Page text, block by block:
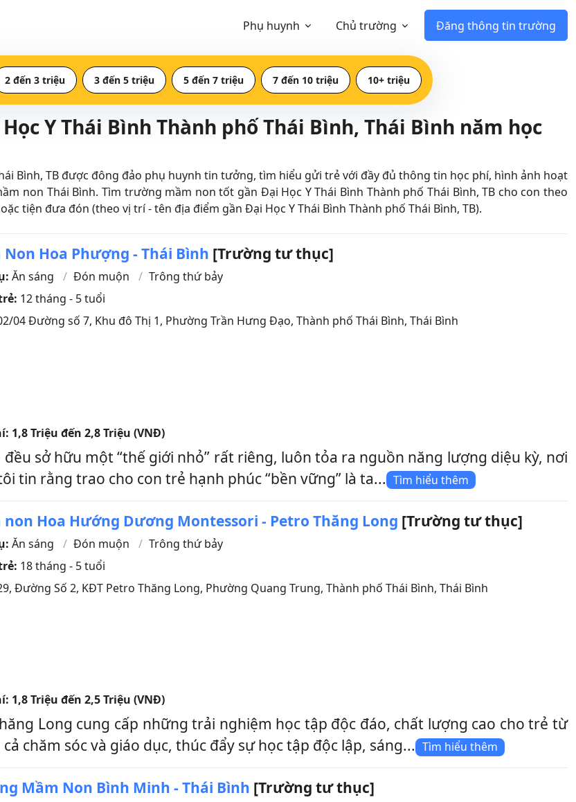
Phụ huynh Chủ trường Đăng thông tin trường
2 đến 3 triệu 3 đến 5 triệu 5 đến 7 triệu 7 đến 10 triệu 10+ triệu
Y Thái Bình Thành phố Thái Bình, Thái Bình năm học
Bình, TB được đông đảo phụ huynh tin tưởng, tìm hiểu gửi trẻ với đầy đủ thông tin học phí, hình ảnh hoạt
non Thái Bình. Tìm trường mầm non tốt gần Đại Học Y Thái Bình Thành phố Thái Bình, TB cho con theo
tiện đưa đón (theo vị trí - tên địa điểm gần Đại Học Y Thái Bình Thành phố Thái Bình, TB).
Non Hoa Phượng - Thái Bình [Trường tư thục]
Ăn sáng Đón muộn
Trông thứ bảy
12 tháng - 5 tuổi
04 Đường số 7, Khu đô Thị 1, Phường Trần Hưng Đạo, Thành phố Thái Bình, Thái Bình
1,8 Triệu đến 2,8 Triệu (VNĐ)
sở hữu một “thế giới nhỏ” rất riêng, luôn tỏa ra nguồn năng lượng diệu kỳ, nơi
tin rằng trao cho con trẻ hạnh phúc “bền vững” là ta... Tìm hiểu thêm
non Hoa Hướng Dương Montessori - Petro Thăng Long [Trường tư thục]
Ăn sáng Đón muộn
Trông thứ bảy
18 tháng - 5 tuổi
Đường Số 2, KĐT Petro Thăng Long, Phường Quang Trung, Thành phố Thái Bình, Thái Bình
1,8 Triệu đến 2,5 Triệu (VNĐ)
Long cung cấp những trải nghiệm học tập độc đáo, chất lượng cao cho trẻ từ
chăm sóc và giáo dục, thúc đẩy sự học tập độc lập, sáng... Tìm hiểu thêm
Mầm Non Bình Minh - Thái Bình [Trường tư thục]